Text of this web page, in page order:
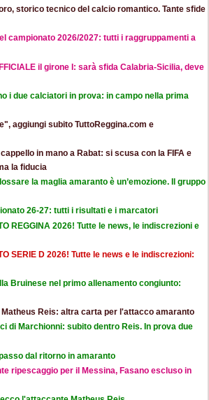
storico tecnico del calcio romantico. Tante sfide
campionato 2026/2027: tutti i raggruppamenti a
il girone I: sarà sfida Calabria-Sicilia, deve
i due calciatori in prova: in campo nella prima
aggiungi subito TuttoReggina.com e
in mano a Rabat: si scusa con la FIFA e
la fiducia
la maglia amaranto è un’emozione. Il gruppo
26-27: tutti i risultati e i marcatori
REGGINA 2026! Tutte le news, le indiscrezioni e
SERIE D 2026! Tutte le news e le indiscrezioni:
Bruinese nel primo allenamento congiunto:
Matheus Reis: altra carta per l'attacco amaranto
di Marchionni: subito dentro Reis. In prova due
dal ritorno in amaranto
ripescaggio per il Messina, Fasano escluso in